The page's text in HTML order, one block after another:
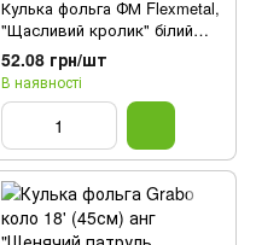
Кулька фольга ФМ Flexmetal,
"Щасливий кролик" білий
115х53см
52.08 грн/шт
В наявності